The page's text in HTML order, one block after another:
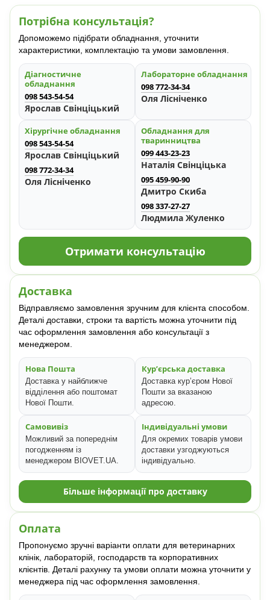
Потрібна консультація?
Допоможемо підібрати обладнання, уточнити
характеристики, комплектацію та умови замовлення.
Діагностичне
обладнання
098 543-54-54
Ярослав Свінціцький
Лабораторне обладнання
098 772-34-34
Оля Лісніченко
Хірургічне обладнання
098 543-54-54
Ярослав Свінціцький
098 772-34-34
Оля Лісніченко
Обладнання для
тваринництва
099 443-23-23
Наталія Свінціцька
095 459-90-90
Дмитро Скиба
098 337-27-27
Людмила Жуленко
Отримати консультацію
Доставка
Відправляємо замовлення зручним для клієнта способом.
Деталі доставки, строки та вартість можна уточнити під
час оформлення замовлення або консультації з
менеджером.
Нова Пошта
Доставка у найближче
відділення або поштомат
Нової Пошти.
Кур’єрська доставка
Доставка кур’єром Нової
Пошти за вказаною
адресою.
Самовивіз
Можливий за попереднім
погодженням із
менеджером BIOVET.UA.
Індивідуальні умови
Для окремих товарів умови
доставки узгоджуються
індивідуально.
Більше інформації про доставку
Оплата
Пропонуємо зручні варіанти оплати для ветеринарних
клінік, лабораторій, господарств та корпоративних
клієнтів. Деталі рахунку та умови оплати можна уточнити у
менеджера під час оформлення замовлення.